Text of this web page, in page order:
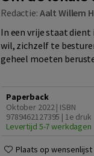
Redactie: Aalt Willem
In een vrije staat dient
wil, zichzelf te
geheel moeten
Paperback
Oktober 2022 | ISBN
9789462127395 | 1e druk
Levertijd 5-7 werkdagen
Plaats op wensenlijst